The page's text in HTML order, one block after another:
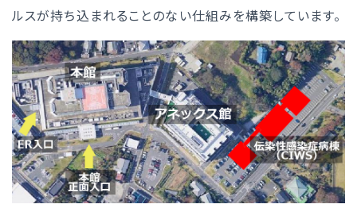
ルスが持ち込まれることのない仕組みを構築しています。